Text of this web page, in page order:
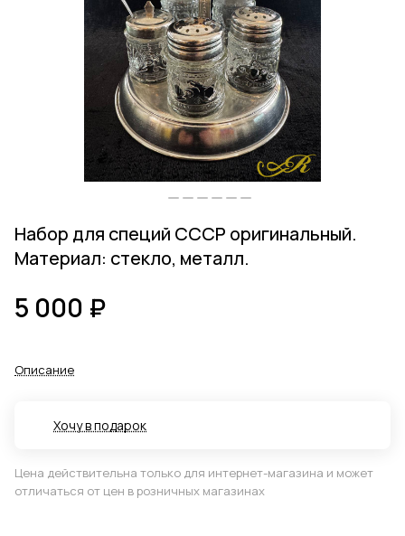
Набор для специй СССР оригинальный.
Материал: стекло, металл.
5 000 ₽
Описание
Хочу в подарок
Цена действительна только для интернет-магазина и может
отличаться от цен в розничных магазинах